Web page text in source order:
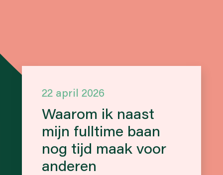
22 april 2026
Waarom ik naast
mijn fulltime baan
nog tijd maak voor
anderen